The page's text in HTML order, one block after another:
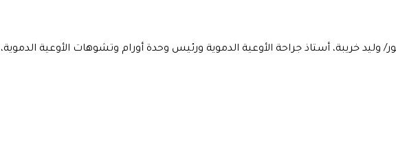
وليد خريبة، أستاذ جراحة الأوعية الدموية ورئيس وحدة أورام وتشوهات الأوعية الدموية،